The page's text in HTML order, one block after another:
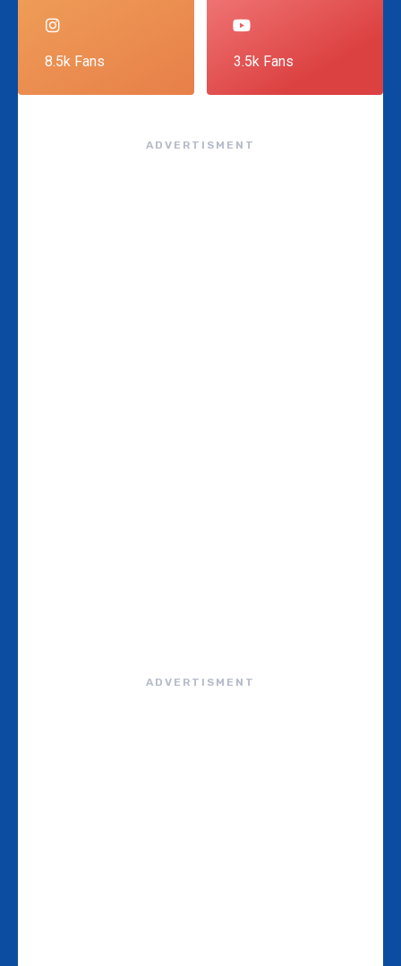
8.5k Fans 3.5k Fans
ADVERTISMENT
ADVERTISMENT